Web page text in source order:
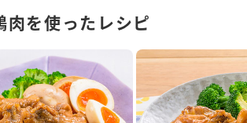
肉を使ったレシピ